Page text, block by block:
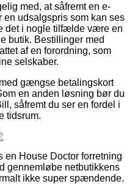
med, at såfremt en e-
en udsalgspris som kan ses
det i nogle tilfælde være en
butik. Bestillinger med
af en forordning, som
selskaber.
gængse betalingskort
en anden løsning bør du
såfremt du ser en fordel i
tidsrum.
en House Doctor forretning
gennemløbe netbutikkens
ikke super spændende.